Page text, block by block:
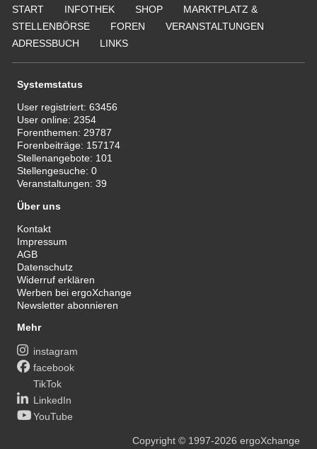
START INFOTHEK SHOP
MARKTPLATZ &
STELLENBÖRSE
FOREN
VERANSTALTUNGEN
ADRESSBUCH
LINKS
Systemstatus
User registriert:63456
User online: 2354
Forenthemen: 29787
Forenbeiträge: 157174
Stellenangebote: 101
Stellengesuche:0
Veranstaltungen:39
Über uns
Kontakt
Impressum
AGB
Datenschutz
Widerruf erklären
Werben bei ergoXchange
Newsletter abonnieren
Mehr
instagram
facebook
TikTok
LinkedIn
YouTube
Copyright© 1997-2026 ergoXchange